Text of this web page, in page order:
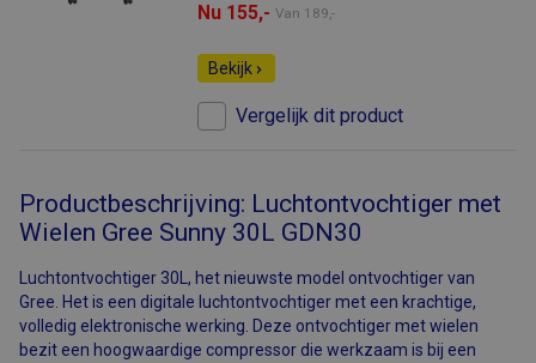
Nu 155,- Van 189,-
Bekijk
Vergelijk dit product
Productbeschrijving: Luchtontvochtiger met
Wielen Gree Sunny 30L GDN30
Luchtontvochtiger 30L, het nieuwste model ontvochtiger van
Gree. Het is een digitale luchtontvochtiger met een krachtige,
volledig elektronische werking. Deze ontvochtiger met wielen
bezit een hoogwaardige compressor die werkzaam is bij een